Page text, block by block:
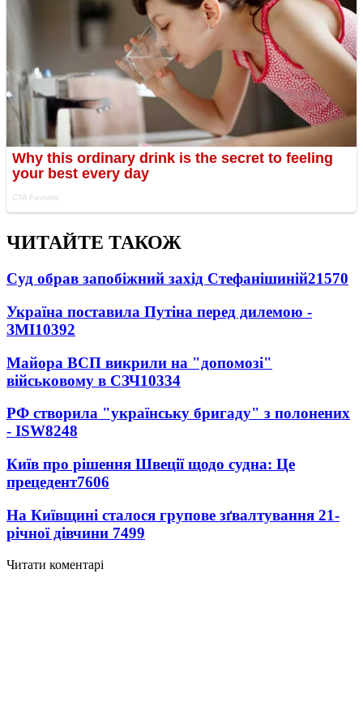
ЧИТАЙТЕ ТАКОЖ
Суд обрав запобіжний захід Стефанішиній21570
Україна поставила Путіна перед дилемою -
ЗМІ10392
Майора ВСП викрили на "допомозі"
військовому в СЗЧ10334
РФ створила "українську бригаду" з полонених
- ISW8248
Київ про рішення Швеції щодо судна: Це
прецедент7606
На Київщині сталося групове зґвалтування 21-
річної дівчини 7499
Читати коментарі